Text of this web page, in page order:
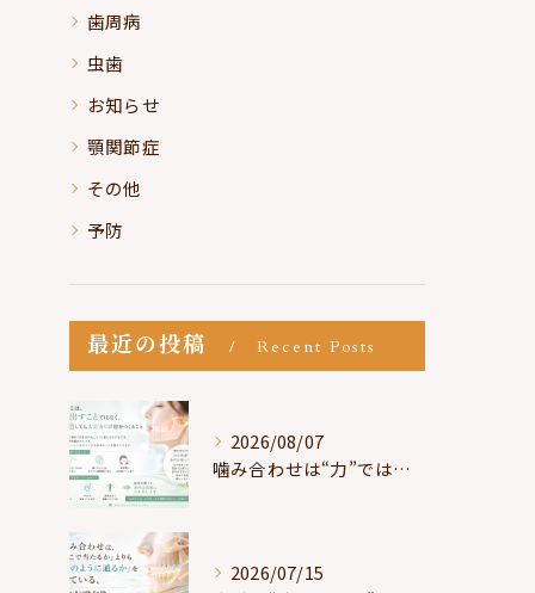
歯周病
虫歯
お知らせ
顎関節症
その他
予防
最近の投稿 Recent Posts
2026/08/07
噛み合わせは“力”ではなく“許可”である
2026/07/15